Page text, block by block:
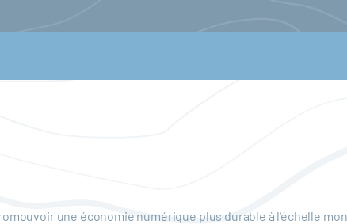
une économie numérique plus durable à l'échelle